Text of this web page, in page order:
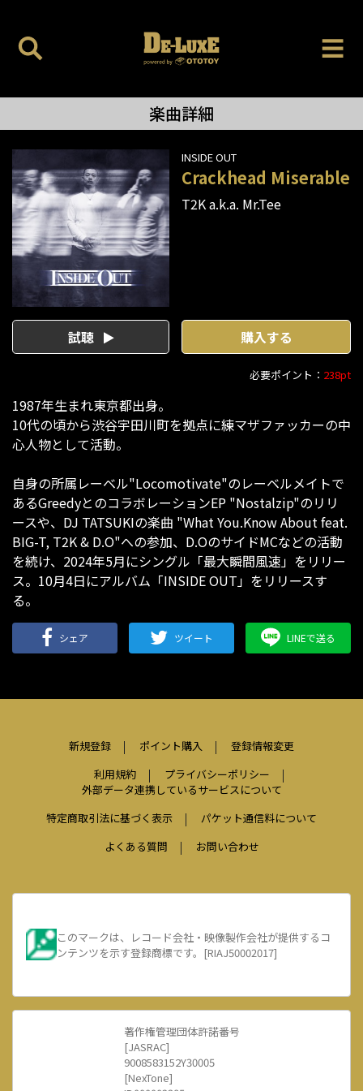
楽曲詳細
INSIDE OUT
Crackhead Miserable
T2K a.k.a. Mr.Tee
試聴 購入する
必要ポイント： 238pt
1987年生まれ東京都出身。
10代の頃から渋谷宇田川町を拠点に練マザファッカーの中
心人物として活動。
自身の所属レーベル"Locomotivate"のレーベルメイトで
あるGreedyとのコラボレーションEP "Nostalzip"のリリ
ースや、DJ TATSUKIの楽曲 "What You.Know About feat.
BIG-T, T2K & D.O"への参加、D.OのサイドMCなどの活動
を続け、2024年5月にシングル「最大瞬間風速」をリリー
ス。10月4日にアルバム「INSIDE OUT」をリリースす
る。
シェア ツイート LINEで送る
新規登録 ポイント購入
登録情報変更
利用規約
プライバシーポリシー
外部データ連携しているサービスについて
特定商取引法に基づく表示
パケット通信料について
よくある質問
お問い合わせ
このマークは、レコード会社・映像製作会社が提供するコ
ンテンツを示す登録商標です。[RIAJ50002017]
著作権管理団体許諾番号
[JASRAC]
9008583152Y30005
[NexTone]